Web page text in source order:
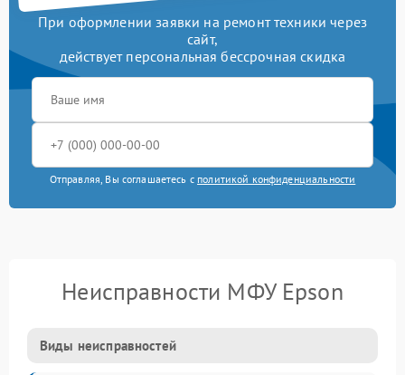
При оформлении заявки на ремонт техники через
сайт,
действует персональная бессрочная скидка
Отправляя, Вы соглашаетесь с политикой конфиденциальности
Неисправности МФУ Epson
Виды неисправностей